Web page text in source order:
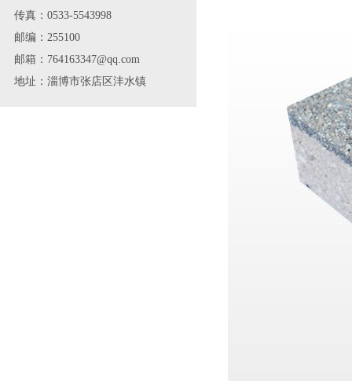
传真：0533-5543998
邮编：255100
邮箱：764163347@qq.com
地址：淄博市张店区沣水镇